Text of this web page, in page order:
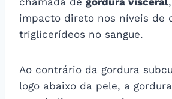
impacto direto nos níveis de
triglicerídeos no sangue.
Ao contrário da gordura
logo abaixo da pele, a